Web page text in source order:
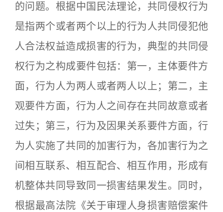
的问题。根据中国民法理论，共同侵权行为
是指两个或者两个以上的行为人共同侵犯他
人合法权益造成损害的行为，典型的共同侵
权行为之构成要件包括：第一，主体要件方
面，行为人为两人或者两人以上；第二，主
观要件方面，行为人之间存在共同故意或者
过失；第三，行为及因果关系要件方面，行
为人实施了共同的加害行为，各加害行为之
间相互联系、相互配合、相互作用，形成有
机整体共同导致同一损害结果发生。同时，
根据最高法院《关于审理人身损害赔偿案件